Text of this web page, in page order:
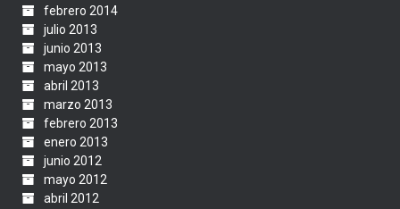
febrero 2014
julio 2013
junio 2013
mayo 2013
abril 2013
marzo 2013
febrero 2013
enero 2013
junio 2012
mayo 2012
abril 2012